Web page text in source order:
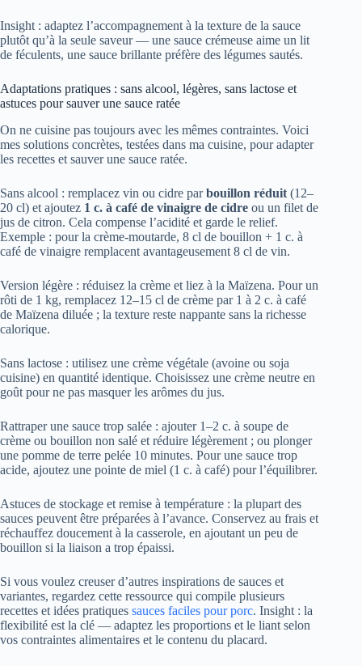
Insight : adaptez l’accompagnement à la texture de la sauce
plutôt qu’à la seule saveur — une sauce crémeuse aime un lit
de féculents, une sauce brillante préfère des légumes sautés.
Adaptations pratiques : sans alcool, légères, sans lactose et
astuces pour sauver une sauce ratée
On ne cuisine pas toujours avec les mêmes contraintes. Voici
mes solutions concrètes, testées dans ma cuisine, pour adapter
les recettes et sauver une sauce ratée.
Sans alcool : remplacez vin ou cidre parbouillon réduit (12–
20 cl) et ajoutez 1 c. à café de vinaigre de cidre ou un filet de
jus de citron. Cela compense l’acidité et garde le relief.
Exemple : pour la crème-moutarde, 8 cl de bouillon + 1 c. à
café de vinaigre remplacent avantageusement 8 cl de vin.
Version légère : réduisez la crème et liez à la Maïzena. Pour un
rôti de 1 kg, remplacez 12–15 cl de crème par 1 à 2 c. à café
de Maïzena diluée ; la texture reste nappante sans la richesse
calorique.
Sans lactose : utilisez une crème végétale (avoine ou soja
cuisine) en quantité identique. Choisissez une crème neutre en
goût pour ne pas masquer les arômes du jus.
Rattraper une sauce trop salée : ajouter 1–2 c. à soupe de
crème ou bouillon non salé et réduire légèrement ; ou plonger
une pomme de terre pelée 10 minutes. Pour une sauce trop
acide, ajoutez une pointe de miel (1 c. à café) pour l’équilibrer.
Astuces de stockage et remise à température : la plupart des
sauces peuvent être préparées à l’avance. Conservez au frais et
réchauffez doucement à la casserole, en ajoutant un peu de
bouillon si la liaison a trop épaissi.
Si vous voulez creuser d’autres inspirations de sauces et
variantes, regardez cette ressource qui compile plusieurs
recettes et idées pratiques sauces faciles pour porc. Insight : la
flexibilité est la clé — adaptez les proportions et le liant selon
vos contraintes alimentaires et le contenu du placard.